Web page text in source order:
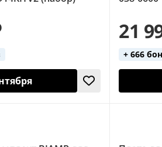
21
+ 666